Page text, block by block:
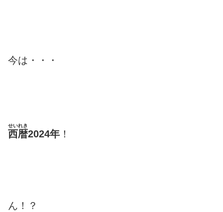
今は・・・
西暦
せいれき
2024年 ！
ん！？